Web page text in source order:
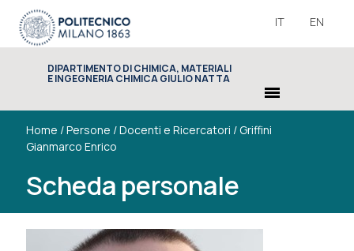
EN
IT
DIPARTIMENTO DI CHIMICA, MATERIALI
E INGEGNERIA CHIMICA GIULIO NATTA
menu
Home /Persone /Docenti e Ricercatori /Griffini
Gianmarco Enrico
Scheda personale